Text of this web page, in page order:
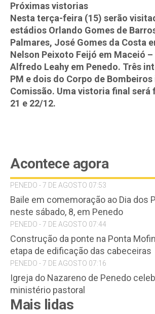
Próximas vistorias
Nesta terça-feira (15) serão
estádios Orlando Gomes de
Palmares, José Gomes da Costa
Nelson Peixoto Feijó em Maceió –
Alfredo Leahy em Penedo. Três
PM e dois do Corpo de
Comissão. Uma vistoria final será
21 e 22/12.
Acontece agora
PENEDO - 7 DE AGOSTO 07:53
Baile em comemoração ao Dia dos
neste sábado, 8, em Penedo
PENEDO - 7 DE AGOSTO 07:44
Construção da ponte na Ponta
etapa de edificação das cabeceiras
PENEDO - 7 DE AGOSTO 07:16
Igreja do Nazareno de Penedo
ministério pastoral
Mais lidas